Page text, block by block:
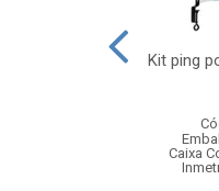
Kit ping
Caixa